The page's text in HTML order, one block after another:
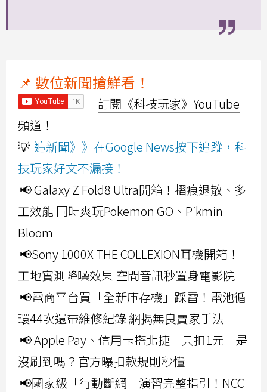
📌 數位新聞搶鮮看！
訂閱《科技玩家》YouTube
頻道！
💡 追新聞》》在Google News按下追蹤，科
技玩家好文不漏接！
📢 Galaxy Z Fold8 Ultra開箱！摺痕退散、多
工效能 同時爽玩Pokemon GO、Pikmin
Bloom
📢Sony 1000X THE COLLEXION耳機開箱！
工地實測降噪效果 空間音訊秒置身電影院
📢電商平台買「全新庫存機」踩雷！電池循
環44次還帶維修紀錄 網揭無良賣家手法
📢 Apple Pay、信用卡搭北捷「只扣1元」是
沒刷到嗎？官方曝扣款規則秒懂
📢國家級「行動斷網」演習完整指引！NCC